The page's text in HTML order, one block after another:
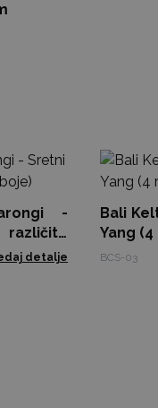
-
različite
detalje
Bali
Yang
BCS-03